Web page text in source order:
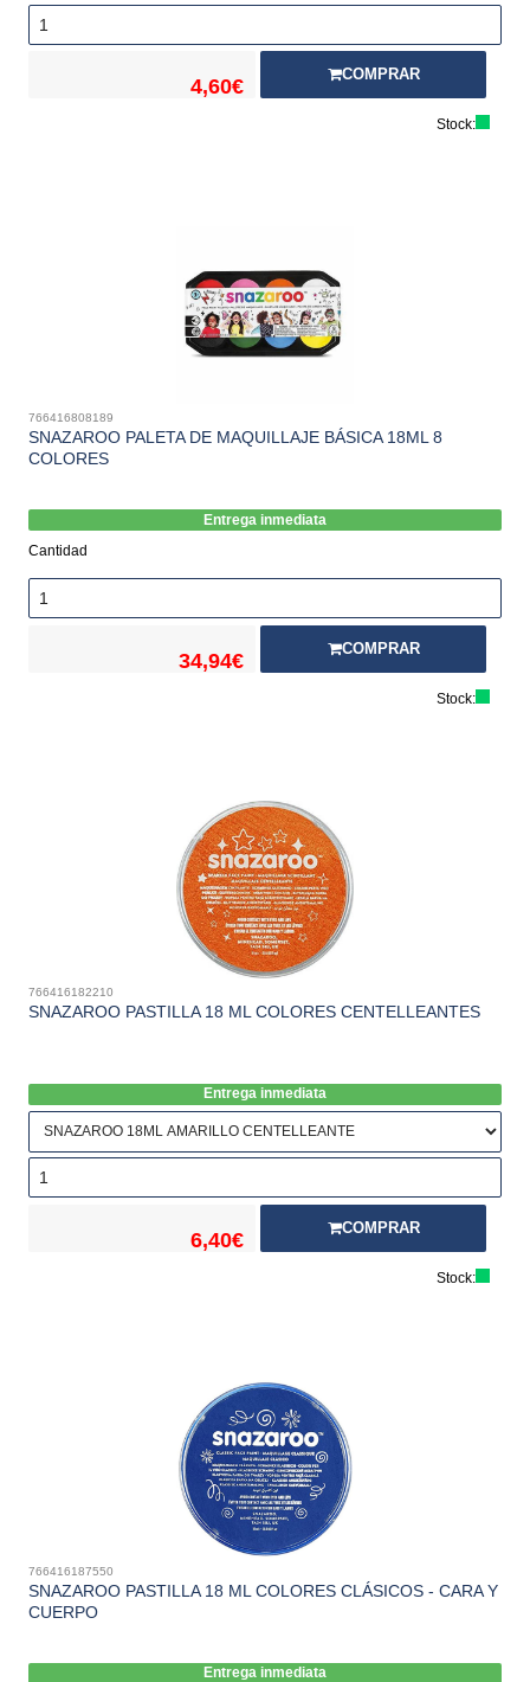
4,60€
COMPRAR
Stock:
766416808189
SNAZAROO PALETA DE MAQUILLAJE BÁSICA 18ML 8
COLORES
Entrega inmediata
Cantidad
34,94€
COMPRAR
Stock:
766416182210
SNAZAROO PASTILLA 18 ML COLORES CENTELLEANTES
Entrega inmediata
6,40€
COMPRAR
Stock:
766416187550
SNAZAROO PASTILLA 18 ML COLORES CLÁSICOS - CARA Y
CUERPO
Entrega inmediata